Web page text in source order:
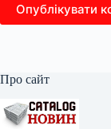
Опублікувати
Про сайт